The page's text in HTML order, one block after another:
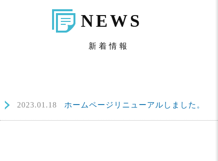
NEWS
新着情報
2023.01.18 ホームページリニューアルしました。